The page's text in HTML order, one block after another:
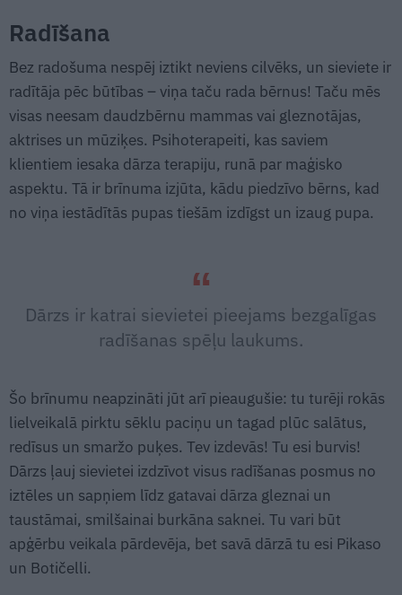
Radīšana
Bez radošuma nespēj iztikt neviens cilvēks, un sieviete ir
radītāja pēc būtības – viņa taču rada bērnus! Taču mēs
visas neesam daudzbērnu mammas vai gleznotājas,
aktrises un mūziķes. Psihoterapeiti, kas saviem
klientiem iesaka dārza terapiju, runā par maģisko
aspektu. Tā ir brīnuma izjūta, kādu piedzīvo bērns, kad
no viņa iestādītās pupas tiešām izdīgst un izaug pupa.
Dārzs ir katrai sievietei pieejams bezgalīgas
radīšanas spēļu laukums.
Šo brīnumu neapzināti jūt arī pieaugušie: tu turēji rokās
lielveikalā pirktu sēklu paciņu un tagad plūc salātus,
redīsus un smaržo puķes. Tev izdevās! Tu esi burvis!
Dārzs ļauj sievietei izdzīvot visus radīšanas posmus no
iztēles un sapņiem līdz gatavai dārza gleznai un
taustāmai, smilšainai burkāna saknei. Tu vari būt
apģērbu veikala pārdevēja, bet savā dārzā tu esi Pikaso
un Botičelli.